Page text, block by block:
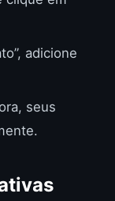
adicione
seus